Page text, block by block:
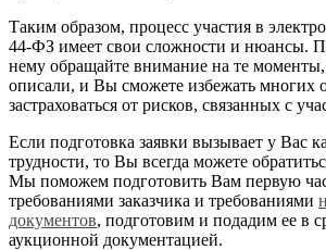
Таким образом, процесс участия в
44-ФЗ имеет свои сложности и нюансы.
нему обращайте внимание на те
описали, и Вы сможете избежать многих
застраховаться от рисков, связанных с
Если подготовка заявки вызывает у Вас
трудности, то Вы всегда можете
Мы поможем подготовить Вам первую
требованиями заказчика и требованиями
документов, подготовим и подадим ее в
аукционной документацией.